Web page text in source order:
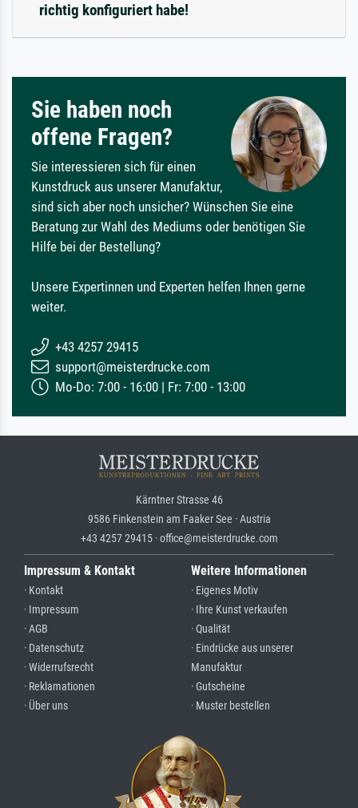
richtig konfiguriert habe!
Sie haben noch
offene Fragen?
Sie interessieren sich für einen
Kunstdruck aus unserer Manufaktur,
sind sich aber noch unsicher? Wünschen Sie eine
Beratung zur Wahl des Mediums oder benötigen Sie
Hilfe bei der Bestellung?
Unsere Expertinnen und Experten helfen Ihnen gerne
weiter.
+43 4257 29415
support@meisterdrucke.com
Mo-Do: 7:00 - 16:00 | Fr: 7:00 - 13:00
Kärntner Strasse 46
9586 Finkenstein am Faaker See · Austria
+43 4257 29415 · office@meisterdrucke.com
Impressum & Kontakt
· Kontakt
· Impressum
· AGB
· Datenschutz
· Widerrufsrecht
· Reklamationen
· Über uns
Weitere Informationen
· Eigenes Motiv
· Ihre Kunst verkaufen
· Qualität
· Eindrücke aus unserer
Manufaktur
· Gutscheine
· Muster bestellen